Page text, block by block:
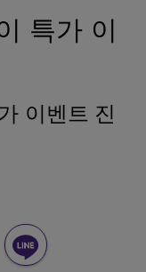
특가 이
이벤트 진